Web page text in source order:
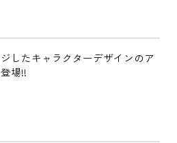
したキャラクターデザインのア
場!!